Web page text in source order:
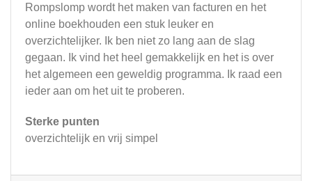
Rompslomp wordt het maken van facturen en het
online boekhouden een stuk leuker en
overzichtelijker. Ik ben niet zo lang aan de slag
gegaan. Ik vind het heel gemakkelijk en het is over
het algemeen een geweldig programma. Ik raad een
ieder aan om het uit te proberen.
Sterke punten
overzichtelijk en vrij simpel